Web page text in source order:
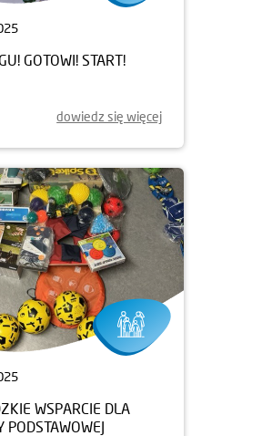
GOTOWI! START!
dowiedz się więcej
WSPARCIE DLA
PODSTAWOWEJ